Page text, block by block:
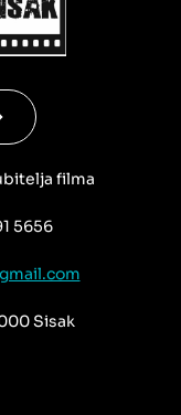
filma
5656
Sisak